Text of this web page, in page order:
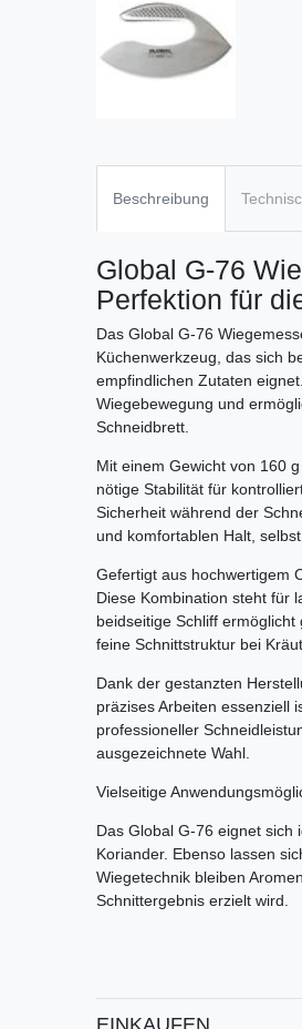
Beschreibung
Global G-76
Perfektion für
Das Global G-76
Küchenwerkzeug, das sich
empfindlichen Zutaten
Wiegebewegung und
Schneidbrett.
Mit einem Gewicht von 160
nötige Stabilität für
Sicherheit während der
und komfortablen Halt,
Gefertigt aus hochwertigem
Diese Kombination steht für
beidseitige Schliff
feine Schnittstruktur bei
Dank der gestanzten
präzises Arbeiten essenziell
professioneller
ausgezeichnete Wahl.
Vielseitige
Das Global G-76 eignet sich
Koriander. Ebenso lassen
Wiegetechnik bleiben
Schnittergebnis erzielt wird.
EINKAUFEN